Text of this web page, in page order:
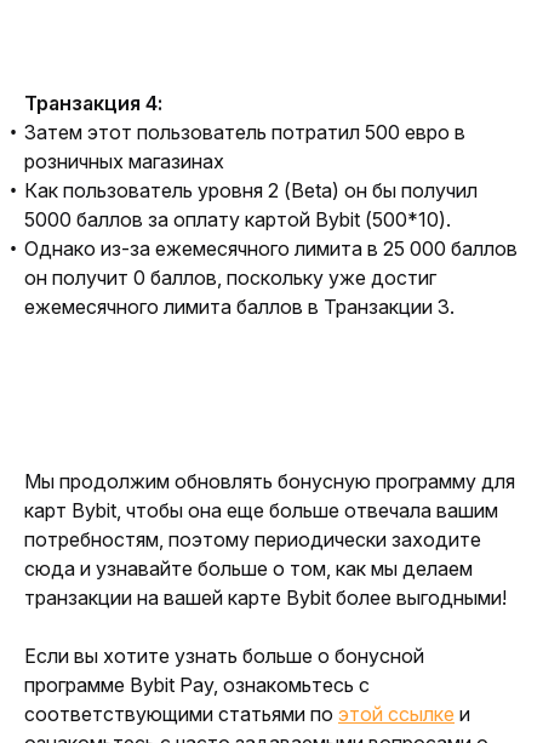
Транзакция 4:
Затем этот пользователь потратил 500 евро в
розничных магазинах
Как пользователь уровня 2 (Beta) он бы получил
5000 баллов за оплату картой Bybit (500*10).
Однако из-за ежемесячного лимита в 25 000 баллов
он получит 0 баллов, поскольку уже достиг
ежемесячного лимита баллов в Транзакции 3.
Мы продолжим обновлять бонусную программу для
карт Bybit, чтобы она еще больше отвечала вашим
потребностям, поэтому периодически заходите
сюда и узнавайте больше о том, как мы делаем
транзакции на вашей карте Bybit более выгодными!
Если вы хотите узнать больше о бонусной
программе Bybit Pay, ознакомьтесь с
соответствующими статьями по этой ссылке и